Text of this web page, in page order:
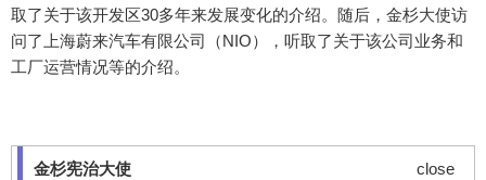
取了关于该开发区30多年来发展变化的介绍。随后，金杉大使访
问了上海蔚来汽车有限公司（NIO），听取了关于该公司业务和
工厂运营情况等的介绍。
金杉宪治大使 close